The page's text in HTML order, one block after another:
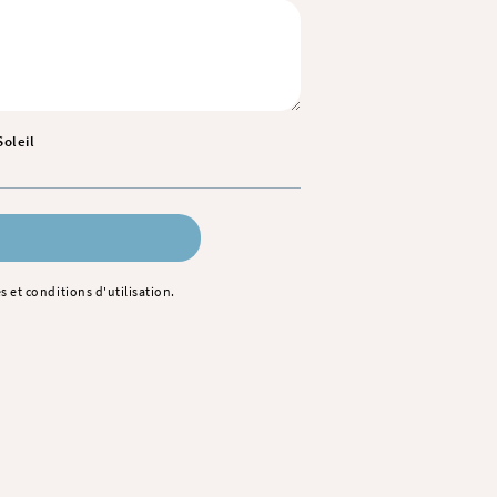
et conditions d'utilisation.